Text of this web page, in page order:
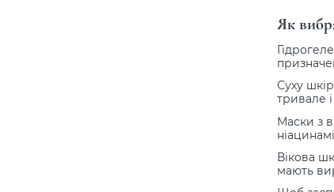
Як
Суху
тривале
Маски з
Вікова
мають